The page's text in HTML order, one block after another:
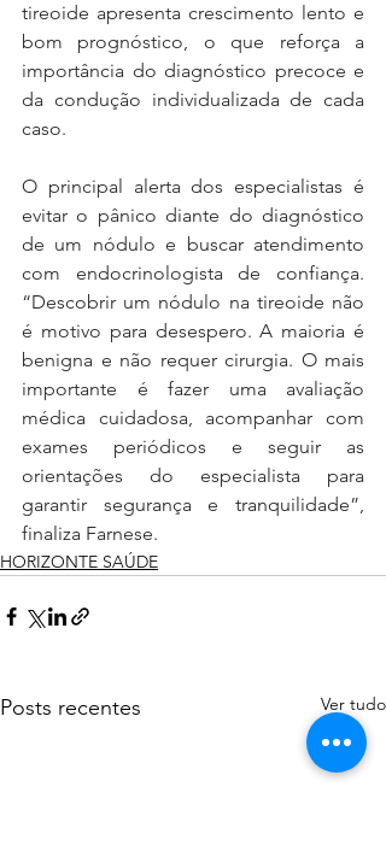
tireoide apresenta crescimento lento e
bom prognóstico, o que reforça a
importância do diagnóstico precoce e
da condução individualizada de cada
caso.
O principal alerta dos especialistas é
evitar o pânico diante do diagnóstico
de um nódulo e buscar atendimento
com endocrinologista de confiança.
“Descobrir um nódulo na tireoide não
é motivo para desespero. A maioria é
benigna e não requer cirurgia. O mais
importante é fazer uma avaliação
médica cuidadosa, acompanhar com
exames periódicos e seguir as
orientações do especialista para
garantir segurança e tranquilidade”,
finaliza Farnese.
HORIZONTE SAÚDE
Posts recentes Ver tudo